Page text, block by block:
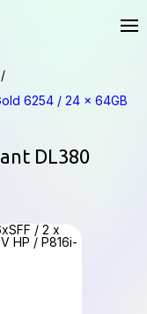
6254 / 24 x 64GB
DL380